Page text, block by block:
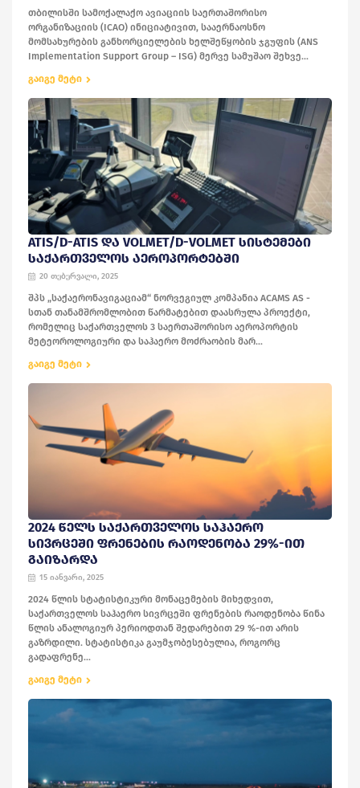
თბილისში სამოქალაქო ავიაციის საერთაშორისო
ორგანიზაციის (ICAO) ინიციატივით, სააერნაოსნო
მომსახურების განხორციელების ხელშეწყობის ჯგუფის (ANS
Implementation Support Group – ISG) მერვე სამუშაო შეხვე...
გაიგე მეტი
ATIS/D-ATIS ᲓᲐ VOLMET/D-VOLMET ᲡᲘᲡᲢᲔᲛᲔᲑᲘ
ᲡᲐᲥᲐᲠᲗᲕᲔᲚᲝᲡ ᲐᲔᲠᲝᲞᲝᲠᲢᲔᲑᲨᲘ
20 თებერვალი, 2025
შპს „საქაერონავიგაციამ“ ნორვეგიულ კომპანია ACAMS AS -
სთან თანამშრომლობით წარმატებით დაასრულა პროექტი,
რომელიც საქართველოს 3 საერთაშორისო აეროპორტის
მეტეოროლოგიური და საჰაერო მოძრაობის მარ...
გაიგე მეტი
2024 ᲬᲔᲚᲡ ᲡᲐᲥᲐᲠᲗᲕᲔᲚᲝᲡ ᲡᲐᲰᲐᲔᲠᲝ
ᲡᲘᲕᲠᲪᲔᲨᲘ ᲤᲠᲔᲜᲔᲑᲘᲡ ᲠᲐᲝᲓᲔᲜᲝᲑᲐ 29%-ᲘᲗ
ᲒᲐᲘᲖᲐᲠᲓᲐ
15 იანვარი, 2025
2024 წლის სტატისტიკური მონაცემების მიხედვით,
საქართველოს საჰაერო სივრცეში ფრენების რაოდენობა წინა
წლის ანალოგიურ პერიოდთან შედარებით 29 %-ით არის
გაზრდილი. სტატისტიკა გაუმჯობესებულია, როგორც
გადაფრენე...
გაიგე მეტი